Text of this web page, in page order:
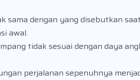
dengan yang disebutkan
awal.
tidak sesuai dengan daya
perjalanan sepenuhnya